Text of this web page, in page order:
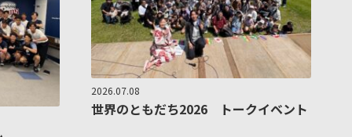
2026.07.08
世界のともだち2026 トークイベント